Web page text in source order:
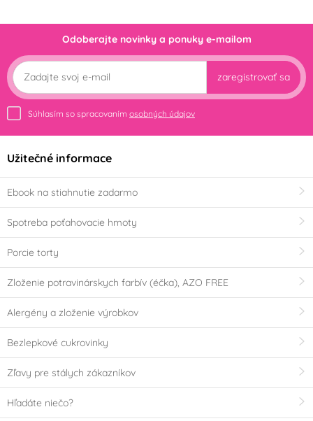
Odoberajte novinky a ponuky e-mailom
zaregistrovať sa
Súhlasím so spracovaním osobných údajov
Užitečné informace
Ebook na stiahnutie zadarmo
Spotreba poťahovacie hmoty
Porcie torty
Zloženie potravinárskych farbív (éčka), AZO FREE
Alergény a zloženie výrobkov
Bezlepkové cukrovinky
Zľavy pre stálych zákazníkov
Hľadáte niečo?